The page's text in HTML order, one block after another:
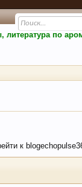
по
к